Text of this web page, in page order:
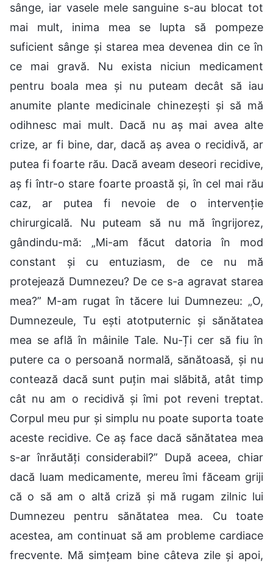
sânge, iar vasele mele sanguine s-au blocat tot
mai mult, inima mea se lupta să pompeze
suficient sânge și starea mea devenea din ce în
ce mai gravă. Nu exista niciun medicament
pentru boala mea și nu puteam decât să iau
anumite plante medicinale chinezești și să mă
odihnesc mai mult. Dacă nu aș mai avea alte
crize, ar fi bine, dar, dacă aș avea o recidivă, ar
putea fi foarte rău. Dacă aveam deseori recidive,
aș fi într-o stare foarte proastă și, în cel mai rău
caz, ar putea fi nevoie de o intervenție
chirurgicală. Nu puteam să nu mă îngrijorez,
gândindu-mă: „Mi-am făcut datoria în mod
constant și cu entuziasm, de ce nu mă
protejează Dumnezeu? De ce s-a agravat starea
mea?” M-am rugat în tăcere lui Dumnezeu: „O,
Dumnezeule, Tu ești atotputernic și sănătatea
mea se află în mâinile Tale. Nu-Ți cer să fiu în
putere ca o persoană normală, sănătoasă, și nu
contează dacă sunt puțin mai slăbită, atât timp
cât nu am o recidivă și îmi pot reveni treptat.
Corpul meu pur și simplu nu poate suporta toate
aceste recidive. Ce aș face dacă sănătatea mea
s-ar înrăutăți considerabil?” După aceea, chiar
dacă luam medicamente, mereu îmi făceam griji
că o să am o altă criză și mă rugam zilnic lui
Dumnezeu pentru sănătatea mea. Cu toate
acestea, am continuat să am probleme cardiace
frecvente. Mă simțeam bine câteva zile și apoi,